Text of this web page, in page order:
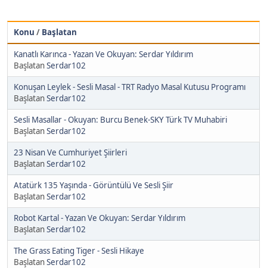
Konu / Başlatan
Kanatlı Karınca - Yazan Ve Okuyan: Serdar Yıldırım
BaşlatanSerdar102
Konuşan Leylek - Sesli Masal - TRT Radyo Masal Kutusu Programı
BaşlatanSerdar102
Sesli Masallar - Okuyan: Burcu Benek-SKY Türk TV Muhabiri
BaşlatanSerdar102
23 Nisan Ve Cumhuriyet Şiirleri
BaşlatanSerdar102
Atatürk 135 Yaşında - Görüntülü Ve Sesli Şiir
BaşlatanSerdar102
Robot Kartal - Yazan Ve Okuyan: Serdar Yıldırım
BaşlatanSerdar102
The Grass Eating Tiger - Sesli Hikaye
BaşlatanSerdar102